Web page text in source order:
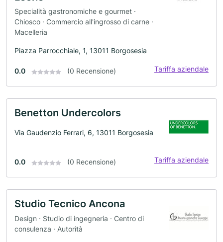
Specialità gastronomiche e gourmet ·
Chiosco · Commercio all'ingrosso di carne ·
Macelleria
Piazza Parrocchiale, 1, 13011 Borgosesia
0.0 (0 Recensione) Tariffa aziendale
Benetton Undercolors
Via Gaudenzio Ferrari, 6, 13011 Borgosesia
0.0 (0 Recensione) Tariffa aziendale
Studio Tecnico Ancona
Design · Studio di ingegneria · Centro di
consulenza · Autorità